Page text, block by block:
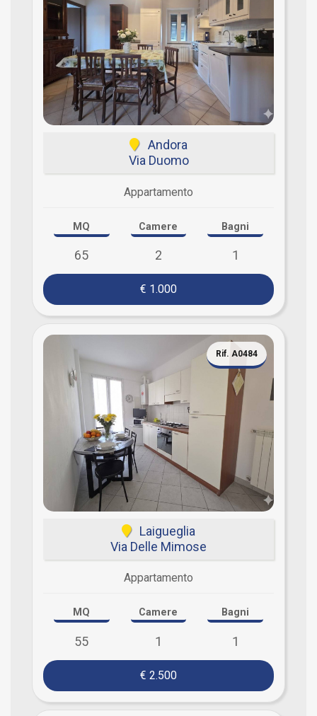
Andora
Via Duomo
Appartamento
MQ
65
Camere
2
Bagni
1
€ 1.000
Rif. A0484
Laigueglia
Via Delle Mimose
Appartamento
MQ
55
Camere
1
Bagni
1
€ 2.500